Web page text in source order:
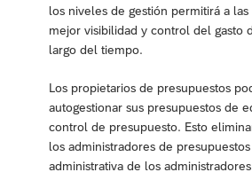
los niveles de gestión permitirá a
mejor visibilidad y control del gasto
largo del tiempo.
Los propietarios de presupuestos
autogestionar sus presupuestos de
control de presupuesto. Esto
los administradores de
administrativa de los